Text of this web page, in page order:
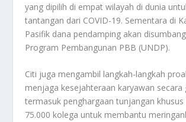
yang dipilih di empat wilayah di dunia
tantangan dari COVID-19. Sementara di
Pasifik dana pendamping akan
Program Pembangunan PBB (UNDP).
Citi juga mengambil langkah-langkah
menjaga kesejahteraan karyawan secara
termasuk penghargaan tunjangan khusus
75.000 kolega untuk membantu